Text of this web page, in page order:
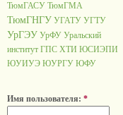
ТюмГАСУ ТюмГМА
ТюмГНГУ УГАТУ УГТУ
УрГЭУ УрФУ Уральский
институт ГПС ХТИ ЮСИЭПИ
ЮУИУЭ ЮУРГУ ЮФУ
Имя пользователя: *